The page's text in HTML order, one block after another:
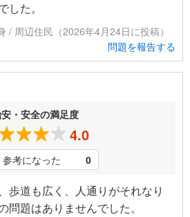
した。
/ 周辺住民（2026年4月24日に投稿）
問題を報告する
・安全の満足度
4.0
参考になった 0
歩道も広く、人通りがそれなり
問題はありませんでした。